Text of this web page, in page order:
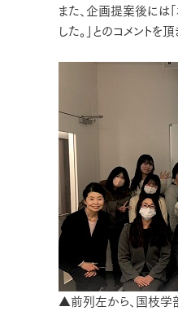
また、企画提案後には
した。」とのコメントを頂
▲前列左から、国枝学